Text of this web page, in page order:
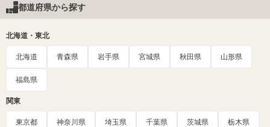
都道府県から探す
北海道・東北
北海道 青森県 岩手県 宮城県 秋田県 山形県
福島県
関東
東京都 神奈川県 埼玉県 千葉県 茨城県 栃木県